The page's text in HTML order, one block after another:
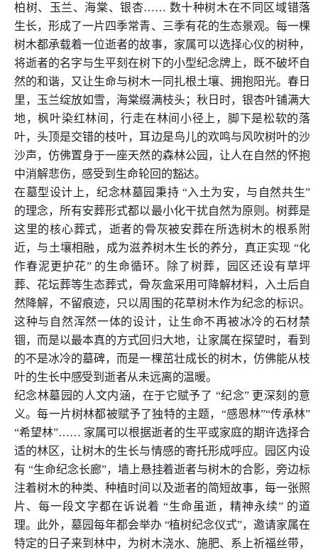
柏树、玉兰、海棠、银杏…… 数十种树木在不同区域错落
生长，形成了一片四季常青、三季有花的生态景观。每一棵
树木都承载着一位逝者的故事，家属可以选择心仪的树种，
将逝者的名字与生平刻在树下的小型纪念牌上，既不破坏自
然的和谐，又让生命与树木一同扎根土壤、拥抱阳光。春日
里，玉兰绽放如雪，海棠缀满枝头；秋日时，银杏叶铺满大
地，枫叶染红林间，行走在林间小径上，脚下是松软的落
叶，头顶是交错的枝叶，耳边是鸟儿的欢鸣与风吹树叶的沙
沙声，仿佛置身于一座天然的森林公园，让人在自然的怀抱
中消解悲伤，感受到生命轮回的豁达。
在墓型设计上，纪念林墓园秉持 “入土为安，与自然共生”
的理念，所有安葬形式都以最小化干扰自然为原则。树葬是
这里的核心葬式，逝者的骨灰被安葬在所选树木的根系附
近，与土壤相融，成为滋养树木生长的养分，真正实现 “化
作春泥更护花” 的生命循环。除了树葬，园区还设有草坪
葬、花坛葬等生态葬式，骨灰盒采用可降解材料，入土后自
然降解，不留痕迹，只以周围的花草树木作为纪念的标识。
这种与自然浑然一体的设计，让生命不再被冰冷的石材禁
锢，而是以最本真的方式回归大地，让家属在探望时，看到
的不是冰冷的墓碑，而是一棵茁壮成长的树木，仿佛能从枝
叶的生长中感受到逝者从未远离的温暖。
纪念林墓园的人文内涵，在于它赋予了 “纪念” 更深刻的意
义。每一片树林都被赋予了独特的主题，“感恩林”“传承林”
“希望林”…… 家属可以根据逝者的生平或家庭的期许选择合
适的林区，让树木的生长与情感的寄托形成呼应。园区内设
有 “生命纪念长廊”，墙上悬挂着逝者与树木的合影，旁边标
注着树木的种类、种植时间以及逝者的简短故事，每一张照
片、每一段文字都在诉说着 “生命虽逝，精神永续” 的道
理。此外，墓园每年都会举办 “植树纪念仪式”，邀请家属在
特定的日子来到林中，为树木浇水、施肥、系上祈福丝带，